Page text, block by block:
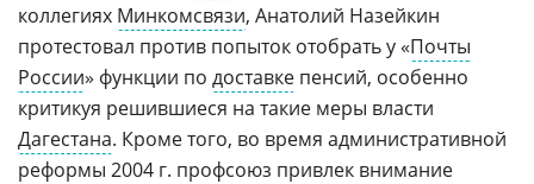
коллегиях Минкомсвязи, Анатолий Назейкин
протестовал против попыток отобрать у «Почты
России» функции по доставке пенсий, особенно
критикуя решившиеся на такие меры власти
Дагестана. Кроме того, во время административной
реформы 2004 г. профсоюз привлек внимание